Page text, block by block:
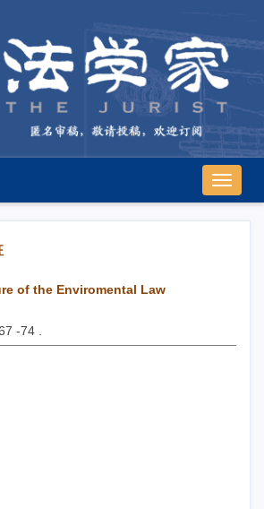
导
航
切
of the Enviromental Law
-74 .